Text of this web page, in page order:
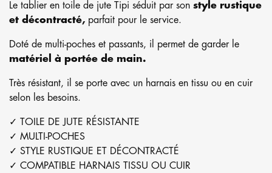
Le tablier en toile de jute Tipi séduit par son style rustique
et décontracté, parfait pour le service.
Doté de multi-poches et passants, il permet de garder le
matériel à portée de main.
Très résistant, il se porte avec un harnais en tissu ou en cuir
selon les besoins.
✓ TOILE DE JUTE RÉSISTANTE
✓ MULTI-POCHES
✓ STYLE RUSTIQUE ET DÉCONTRACTÉ
✓ COMPATIBLE HARNAIS TISSU OU CUIR